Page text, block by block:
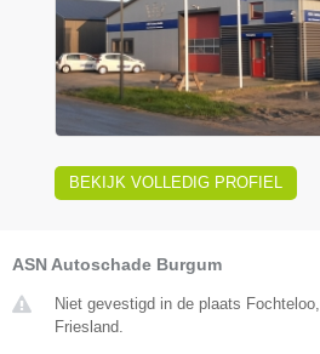
BEKIJK VOLLEDIG PROFIEL
ASN Autoschade Burgum
Niet gevestigd in de plaats
Friesland.